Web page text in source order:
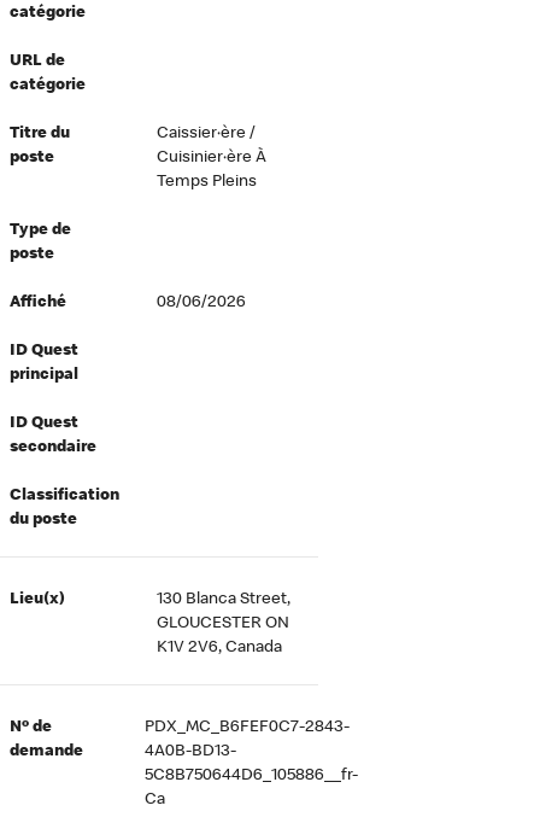
catégorie
URL de
catégorie
Titre du
poste
Caissier·ère /
Cuisinier·ère À
Temps Pleins
Type de
poste
Affiché 08/06/2026
ID Quest
principal
ID Quest
secondaire
Classification
du poste
Lieu(x)
130 Blanca Street,
GLOUCESTER ON
K1V 2V6, Canada
Nº de
demande
PDX_MC_B6FEF0C7-2843-
4A0B-BD13-
5C8B750644D6_105886__fr-
Ca